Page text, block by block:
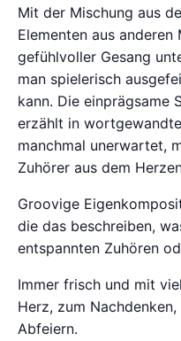
Mit der Mischung aus
Elementen aus
gefühlvoller Gesang
man spielerisch
kann. Die einprägsame
erzählt in
manchmal unerwartet,
Zuhörer aus dem
Groovige
die das beschreiben,
entspannten Zuhören
Immer frisch und mit
Herz, zum
Abfeiern.